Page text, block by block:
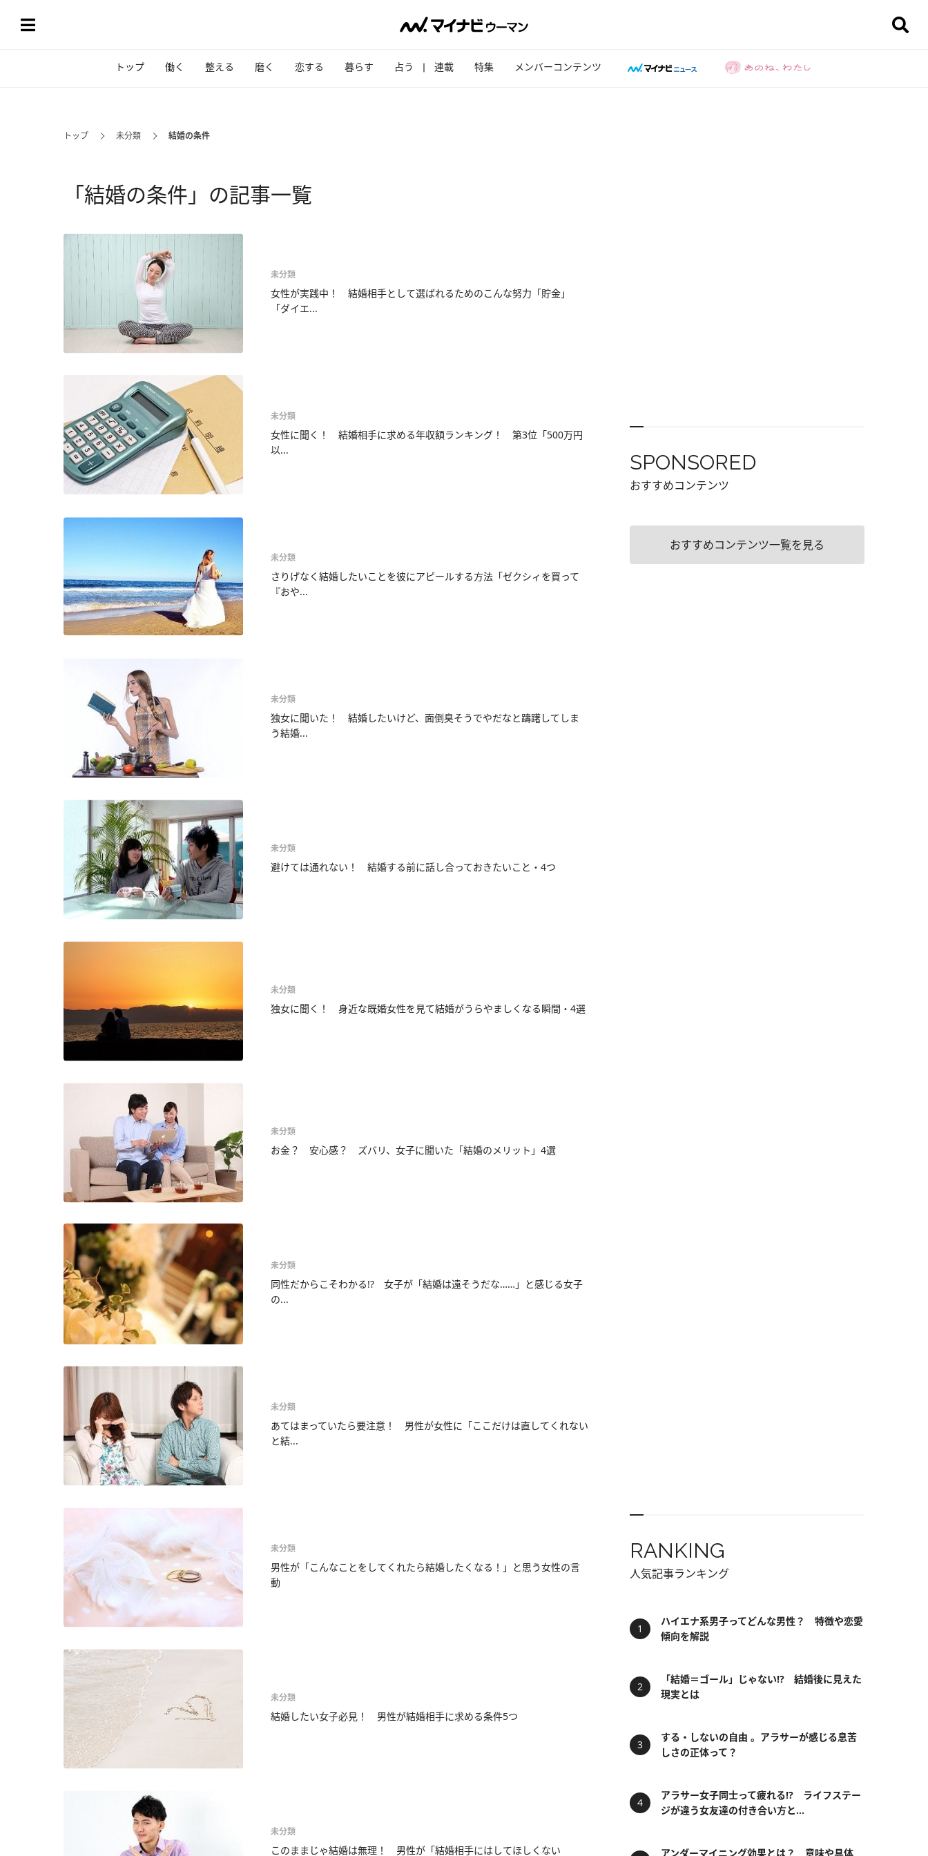
トップ 働く 整える 磨く 恋する 暮らす 占う 連載 特集 メンバーコンテンツ
トップ 未分類 結婚の条件
「結婚の条件」の記事一覧
未分類
女性が実践中！ 結婚相手として選ばれるためのこんな努力「貯金」
「ダイエ...
未分類
女性に聞く！ 結婚相手に求める年収額ランキング！ 第3位「500万円
以...
未分類
さりげなく結婚したいことを彼にアピールする方法「ゼクシィを買って
『おや...
未分類
独女に聞いた！ 結婚したいけど、面倒臭そうでやだなと躊躇してしま
う結婚...
未分類
避けては通れない！ 結婚する前に話し合っておきたいこと・4つ
未分類
独女に聞く！ 身近な既婚女性を見て結婚がうらやましくなる瞬間・4選
未分類
お金？ 安心感？ ズバリ、女子に聞いた「結婚のメリット」4選
未分類
同性だからこそわかる!? 女子が「結婚は遠そうだな……」と感じる女子
の...
未分類
あてはまっていたら要注意！ 男性が女性に「ここだけは直してくれない
と結...
未分類
男性が「こんなことをしてくれたら結婚したくなる！」と思う女性の言
動
未分類
結婚したい女子必見！ 男性が結婚相手に求める条件5つ
未分類
このままじゃ結婚は無理！ 男性が「結婚相手にはしてほしくない
SPONSORED
おすすめコンテンツ
おすすめコンテンツ一覧を見る
RANKING
人気記事ランキング
ハイエナ系男子ってどんな男性？ 特徴や恋愛
傾向を解説
「結婚＝ゴール」じゃない⁉ 結婚後に見えた
現実とは
する・しないの自由 。アラサーが感じる息苦
しさの正体って？
アラサー女子同士って疲れる⁉ ライフステー
ジが違う女友達の付き合い方と...
アンダーマイニング効果とは？ 意味や具体